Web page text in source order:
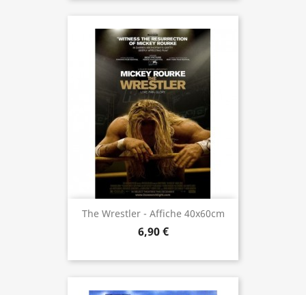
The Wrestler - Affiche 40x60cm
6,90 €